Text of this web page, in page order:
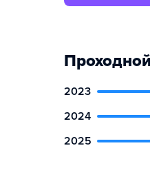
2023
2024
2025